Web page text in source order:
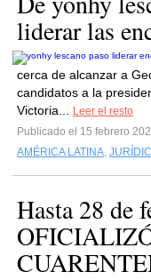
liderar las
cerca de alcanzar a
candidatos a la
Victoria...
Leer el resto
Publicado el 15 febrero
AMÉRICA LATINA,
Hasta 28 de